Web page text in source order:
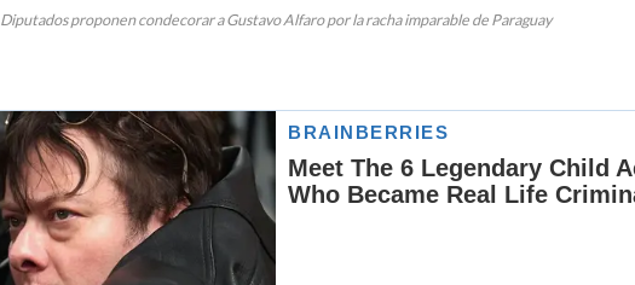
Diputados proponen condecorar a Gustavo Alfaro por la racha imparable de Paraguay